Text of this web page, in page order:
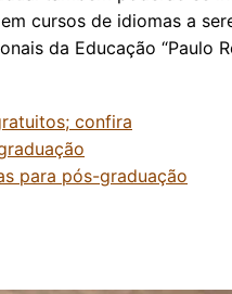
cursos de idiomas a
da Educação “Paulo
confira
para pós-graduação